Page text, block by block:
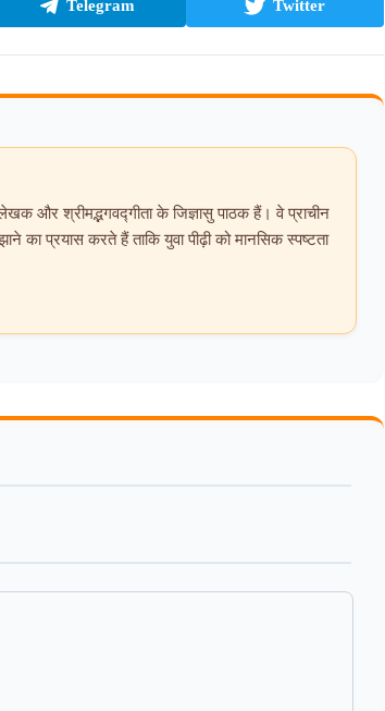
Telegram Twitter
और श्रीमद्भगवद्गीता के जिज्ञासु पाठक हैं। वे प्राचीन
का प्रयास करते हैं ताकि युवा पीढ़ी को मानसिक स्पष्टता